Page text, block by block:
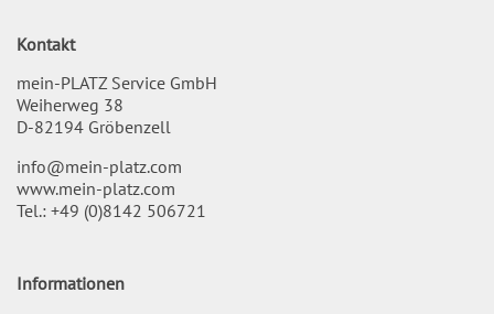
Kontakt
mein-PLATZ Service GmbH
Weiherweg 38
D-82194 Gröbenzell
info@mein-platz.com
www.mein-platz.com
Tel.: +49 (0)8142 506721
Informationen